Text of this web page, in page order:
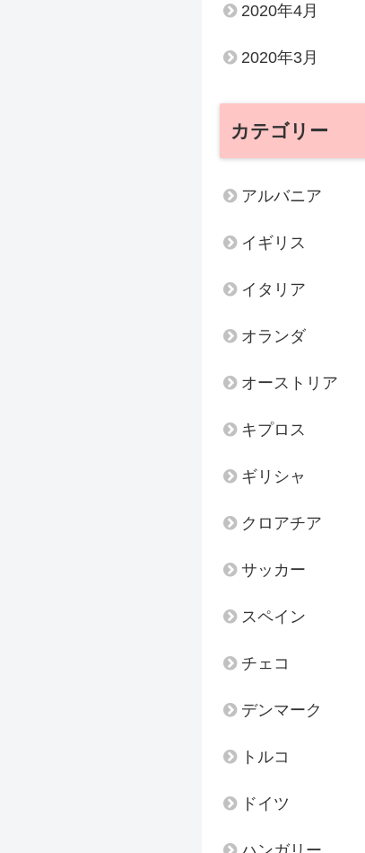
2020年4月
2020年3月
カテゴリー
アルバニア
イギリス
イタリア
オランダ
オーストリア
キプロス
ギリシャ
クロアチア
サッカー
スペイン
チェコ
デンマーク
トルコ
ドイツ